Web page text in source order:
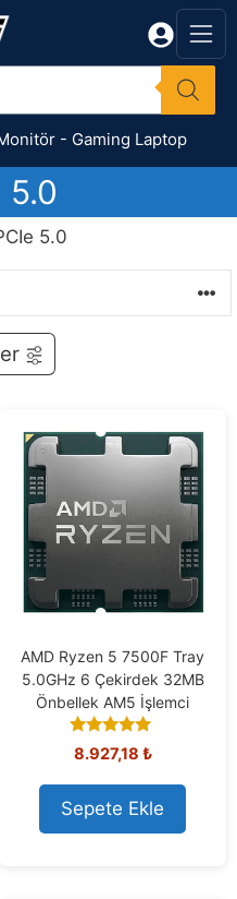
- Gaming Laptop
5.0
5.0
AMD Ryzen 5 7500F Tray
5.0GHz 6 Çekirdek 32MB
Önbellek AM5 İşlemci
5.00
out of 5
8.927,18 ₺
Sepete Ekle